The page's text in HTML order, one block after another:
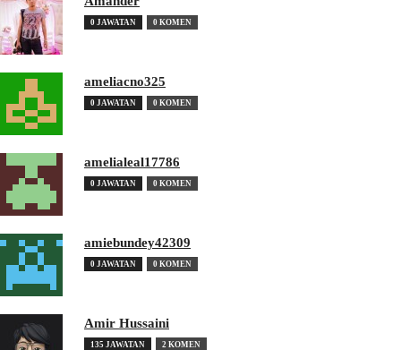
0 JAWATAN 0 KOMEN
ameliacno325
0 JAWATAN 0 KOMEN
amelialeal17786
0 JAWATAN 0 KOMEN
amiebundey42309
0 JAWATAN 0 KOMEN
Amir Hussaini
135 JAWATAN 2 KOMEN